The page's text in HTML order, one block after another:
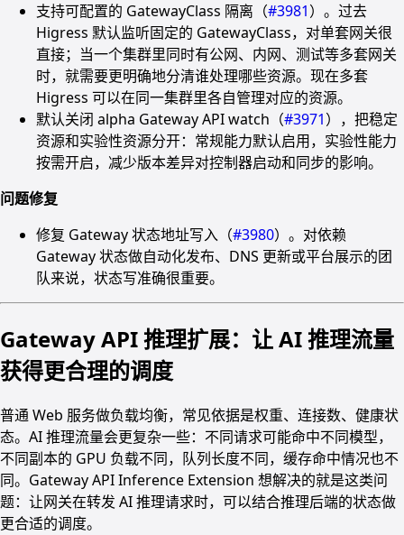
支持可配置的 GatewayClass 隔离（#3981）。过去
Higress 默认监听固定的 GatewayClass，对单套网关很
直接；当一个集群里同时有公网、内网、测试等多套网关
时，就需要更明确地分清谁处理哪些资源。现在多套
Higress 可以在同一集群里各自管理对应的资源。
默认关闭 alpha Gateway API watch（#3971），把稳定
资源和实验性资源分开：常规能力默认启用，实验性能力
按需开启，减少版本差异对控制器启动和同步的影响。
问题修复
修复 Gateway 状态地址写入（#3980）。对依赖
Gateway 状态做自动化发布、DNS 更新或平台展示的团
队来说，状态写准确很重要。
Gateway API 推理扩展：让 AI 推理流量
获得更合理的调度
普通 Web 服务做负载均衡，常见依据是权重、连接数、健康状
态。AI 推理流量会更复杂一些：不同请求可能命中不同模型，
不同副本的 GPU 负载不同，队列长度不同，缓存命中情况也不
同。Gateway API Inference Extension 想解决的就是这类问
题：让网关在转发 AI 推理请求时，可以结合推理后端的状态做
更合适的调度。